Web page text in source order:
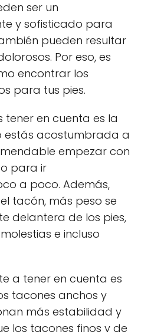
ser un
y sofisticado para
pueden resultar
Por eso, es
encontrar los
para tus pies.
tener en cuenta es la
estás acostumbrada a
empezar con
para ir
a poco. Además,
tacón, más peso se
delantera de los pies,
e incluso
a tener en cuenta es
tacones anchos y
más estabilidad y
los tacones finos y de